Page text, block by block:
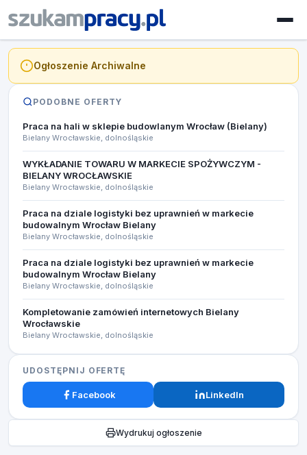
Ogłoszenie Archiwalne
PODOBNE OFERTY
Praca na hali w sklepie budowlanym Wrocław (Bielany)
Bielany Wrocławskie, dolnośląskie
WYKŁADANIE TOWARU W MARKECIE SPOŻYWCZYM -
BIELANY WROCŁAWSKIE
Bielany Wrocławskie, dolnośląskie
Praca na dziale logistyki bez uprawnień w markecie
budowalnym Wrocław Bielany
Bielany Wrocławskie, dolnośląskie
Praca na dziale logistyki bez uprawnień w markecie
budowalnym Wrocław Bielany
Bielany Wrocławskie, dolnośląskie
Kompletowanie zamówień internetowych Bielany
Wrocławskie
Bielany Wrocławskie, dolnośląskie
UDOSTĘPNIJ OFERTĘ
Facebook LinkedIn
Wydrukuj ogłoszenie